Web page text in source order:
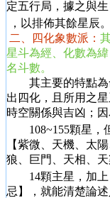
定五行局，據之與
，以排佈其餘星辰。
二、四化象數派：
星斗為經、化數為
名斗數。
其主要的特點為
出四化，且所用之
時空關係與吉凶；
108~155顆星，但
【紫微、天機、太
狼、巨門、天相、
14顆主星，加上
忌】，就能清楚論